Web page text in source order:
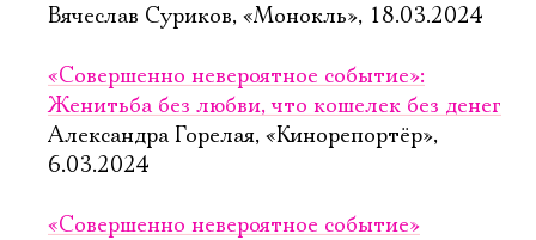
Вячеслав Суриков, «Монокль», 18.03.2024
«Совершенно невероятное событие»:
Женитьба без любви, что кошелек без денег
Александра Горелая, «Кинорепортёр»,
6.03.2024
«Совершенно невероятное событие»
Ознакомиться